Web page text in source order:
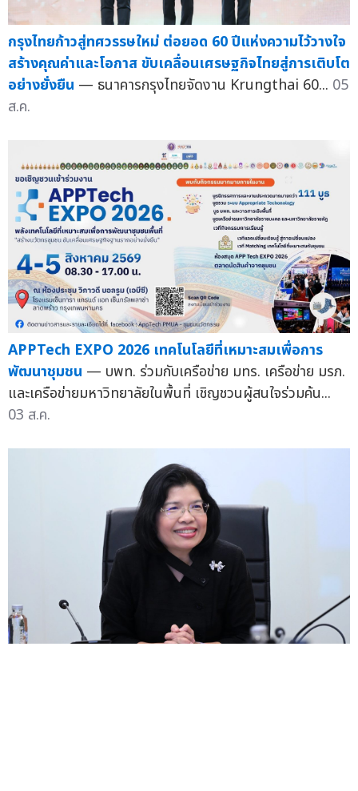
กรุงไทยก้าวสู่ทศวรรษใหม่ ต่อยอด 60 ปีแห่งความไว้วางใจ
สร้างคุณค่าและโอกาส ขับเคลื่อนเศรษฐกิจไทยสู่การเติบโต
อย่างยั่งยืน — ธนาคารกรุงไทยจัดงาน Krungthai 60... 05
ส.ค.
APPTech EXPO 2026 เทคโนโลยีที่เหมาะสมเพื่อการ
พัฒนาชุมชน — บพท. ร่วมกับเครือข่าย มทร. เครือข่าย มรภ.
และเครือข่ายมหาวิทยาลัยในพื้นที่ เชิญชวนผู้สนใจร่วมค้น...
03 ส.ค.